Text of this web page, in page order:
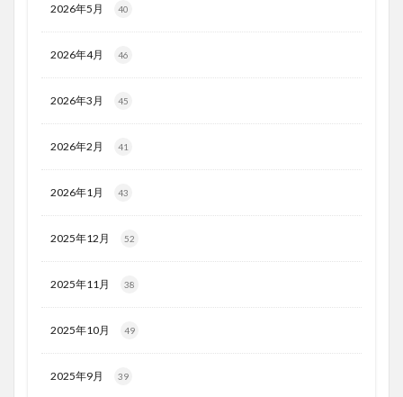
2026年5月 40
2026年4月 46
2026年3月 45
2026年2月 41
2026年1月 43
2025年12月 52
2025年11月 38
2025年10月 49
2025年9月 39